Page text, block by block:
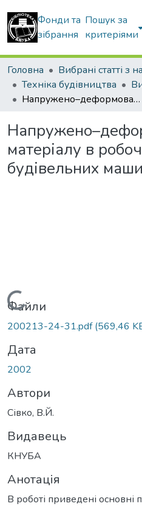
Фонди та
зібрання
Пошук за
критеріями
Головна
Техніка будівництва
Напружено–деформований стан матеріалу в робочих процесах будівельних машин
матеріалу в
будівельних
Вантажиться...
Файли
200213-24-31.pdf(569,46
Дата
2002
Автори
Сівко, В.Й.
Видавець
КНУБА
Анотація
В роботі приведені основні